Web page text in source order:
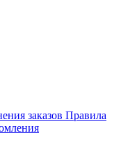
заказов Правила